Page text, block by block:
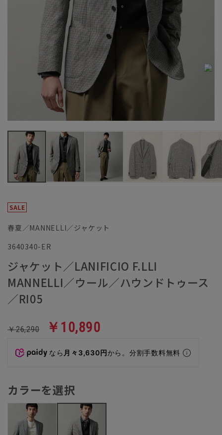
春夏／MANNELLI／ジャケット
3640340-ER
ジャケット／LANIFICIO F.LLI
MANNELLI／ウール／ハウンドトゥース
／RI05
￥26,290 ￥10,890
なら 月々3,630円から。分割手数料無料
カラーを選択